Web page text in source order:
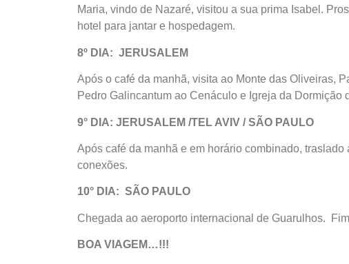
Maria, vindo de Nazaré, visitou a sua prima Isabel.
hotel para jantar e hospedagem.
8º DIA: JERUSALEM
Após o café da manhã, visita ao Monte das Oliveiras,
Pedro Galincantum ao Cenáculo e Igreja da
9° DIA: JERUSALEM /TEL AVIV / SÃO PAULO
Após café da manhã e em horário combinado,
conexões.
10° DIA: SÃO PAULO
Chegada ao aeroporto internacional de Guarulhos.
BOA VIAGEM…!!!